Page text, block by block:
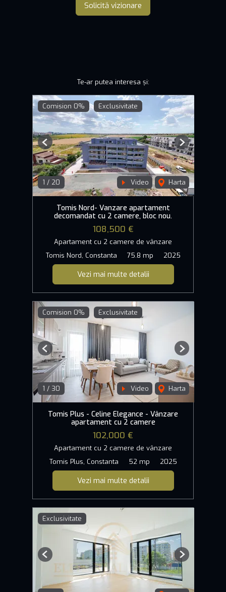
Solicită vizionare
Te-ar putea interesa și:
Comision 0% Exclusivitate
1 / 20 Video Harta
Previous Next
Tomis Nord- Vanzare apartament
decomandat cu 2 camere, bloc nou.
108,500 €
Apartament cu 2 camere de vânzare
Tomis Nord, Constanta
75.8 mp 2025
Vezi mai multe detalii
Comision 0% Exclusivitate
1 / 30 Video Harta
Previous Next
Tomis Plus - Celine Elegance - Vânzare
apartament cu 2 camere
102,000 €
Apartament cu 2 camere de vânzare
Tomis Plus, Constanta
52 mp 2025
Vezi mai multe detalii
Exclusivitate
Previous Next